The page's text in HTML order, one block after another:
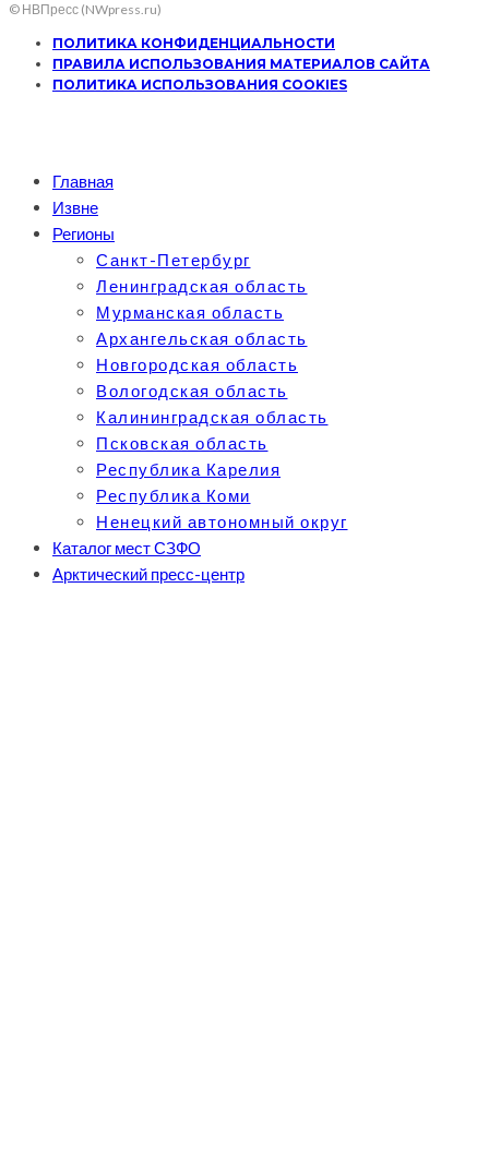
© НВПресс (NWpress.ru)
ПОЛИТИКА КОНФИДЕНЦИАЛЬНОСТИ
ПРАВИЛА ИСПОЛЬЗОВАНИЯ МАТЕРИАЛОВ САЙТА
ПОЛИТИКА ИСПОЛЬЗОВАНИЯ COOKIES
Главная
Извне
Регионы
Санкт-Петербург
Ленинградская область
Мурманская область
Архангельская область
Новгородская область
Вологодская область
Калининградская область
Псковская область
Республика Карелия
Республика Коми
Ненецкий автономный округ
Каталог мест СЗФО
Арктический пресс-центр